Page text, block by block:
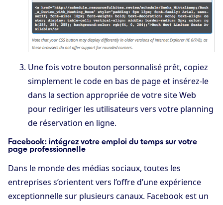
Une fois votre bouton personnalisé prêt, copiez
simplement le code en bas de page et insérez-le
dans la section appropriée de votre site Web
pour rediriger les utilisateurs vers votre planning
de réservation en ligne.
Facebook : intégrez votre emploi du temps sur votre
page professionnelle
Dans le monde des médias sociaux, toutes les
entreprises s’orientent vers l’offre d’une expérience
exceptionnelle sur plusieurs canaux. Facebook est un